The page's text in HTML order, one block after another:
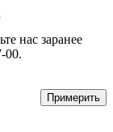
нас заранее
00.